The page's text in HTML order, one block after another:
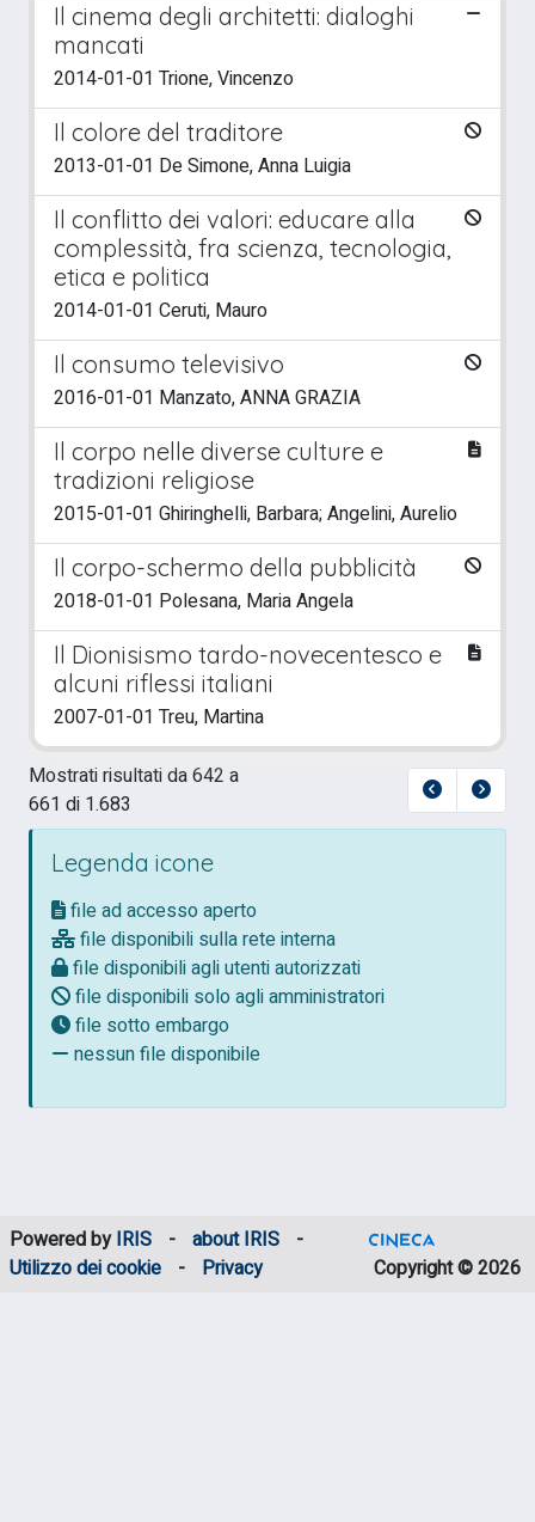
Il cinema degli architetti: dialoghi
mancati
2014-01-01 Trione, Vincenzo
Il colore del traditore
2013-01-01 De Simone, Anna Luigia
Il conflitto dei valori: educare alla
complessità, fra scienza, tecnologia,
etica e politica
2014-01-01 Ceruti, Mauro
Il consumo televisivo
2016-01-01 Manzato, ANNA GRAZIA
Il corpo nelle diverse culture e
tradizioni religiose
2015-01-01 Ghiringhelli, Barbara; Angelini, Aurelio
Il corpo-schermo della pubblicità
2018-01-01 Polesana, Maria Angela
Il Dionisismo tardo-novecentesco e
alcuni riflessi italiani
2007-01-01 Treu, Martina
Mostrati risultati da 642 a
661 di 1.683
Legenda icone
file ad accesso aperto
file disponibili sulla rete interna
file disponibili agli utenti autorizzati
file disponibili solo agli amministratori
file sotto embargo
nessun file disponibile
Powered byIRIS - about IRIS
-
Utilizzo dei cookie
- Privacy Copyright © 2026